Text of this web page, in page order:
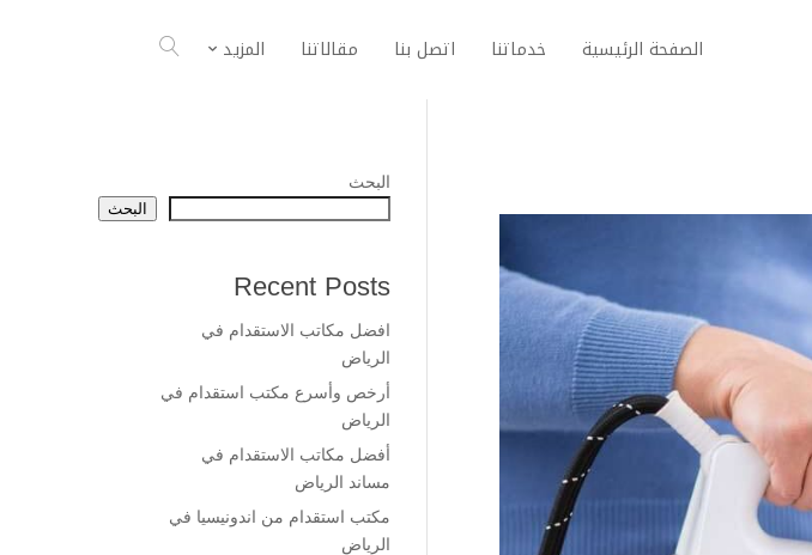
الصفحة الرئيسية خدماتنا اتصل بنا مقالاتنا المزيد
البحث
البحث
Recent Posts
افضل مكاتب الاستقدام في
الرياض
أرخص وأسرع مكتب استقدام في
الرياض
أفضل مكاتب الاستقدام في
مساند الرياض
مكتب استقدام من اندونيسيا في
الرياض